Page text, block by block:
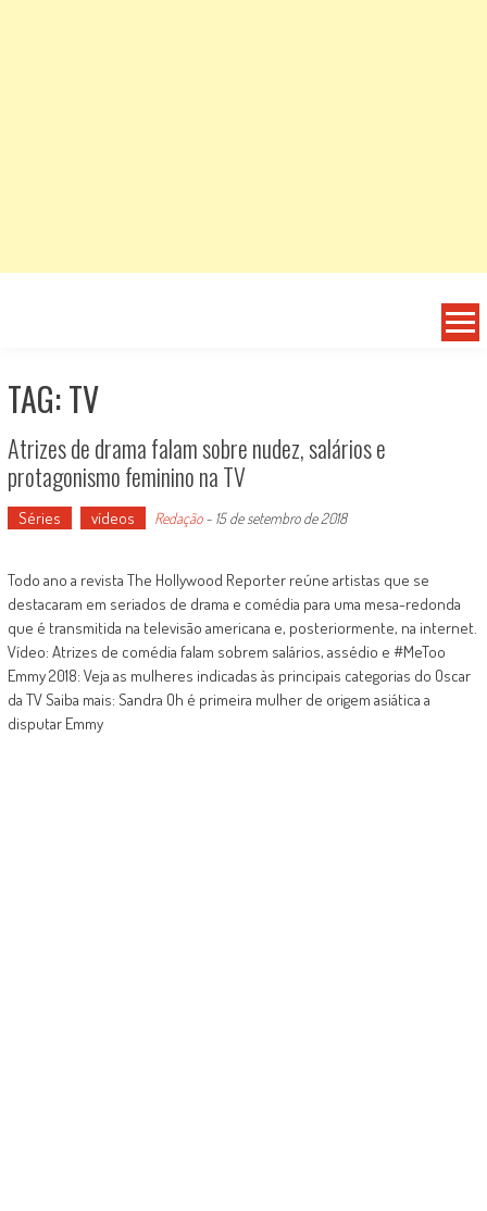
TAG: TV
Atrizes de drama falam sobre nudez, salários e
protagonismo feminino na TV
Séries vídeos Redação- 15 de setembro de 2018
Todo ano a revista The Hollywood Reporter reúne artistas que se
destacaram em seriados de drama e comédia para uma mesa-redonda
que é transmitida na televisão americana e, posteriormente, na internet.
Vídeo: Atrizes de comédia falam sobrem salários, assédio e #MeToo
Emmy 2018: Veja as mulheres indicadas às principais categorias do Oscar
da TV Saiba mais: Sandra Oh é primeira mulher de origem asiática a
disputar Emmy